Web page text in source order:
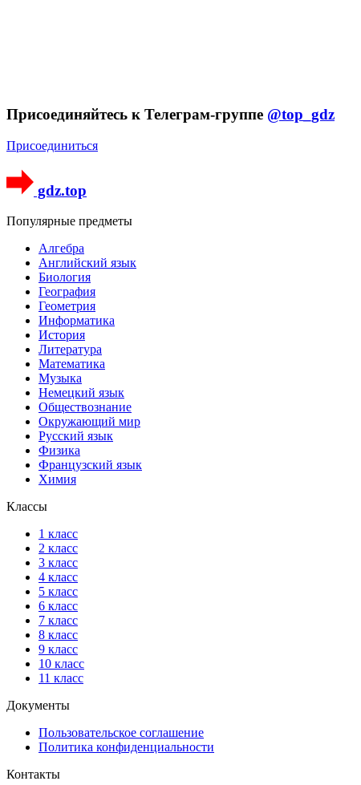
Присоединяйтесь к Телеграм-группе @top_gdz
Присоединиться
gdz.top
Популярные предметы
Алгебра
Английский язык
Биология
География
Геометрия
Информатика
История
Литература
Математика
Музыка
Немецкий язык
Обществознание
Окружающий мир
Русский язык
Физика
Французский язык
Химия
Классы
1 класс
2 класс
3 класс
4 класс
5 класс
6 класс
7 класс
8 класс
9 класс
10 класс
11 класс
Документы
Пользовательское соглашение
Политика конфиденциальности
Контакты